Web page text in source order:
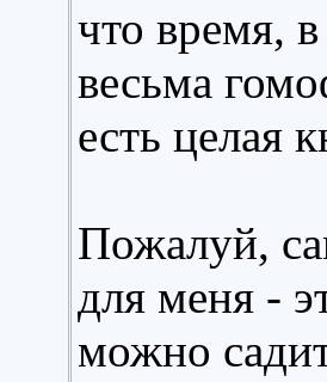
что время,
весьма
есть целая
Пожалуй,
для меня -
можно